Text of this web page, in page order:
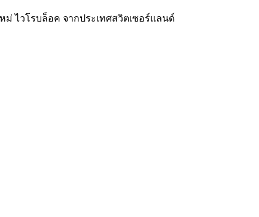
ม่ ไวโรบล็อค จากประเทศสวิตเซอร์แลนด์